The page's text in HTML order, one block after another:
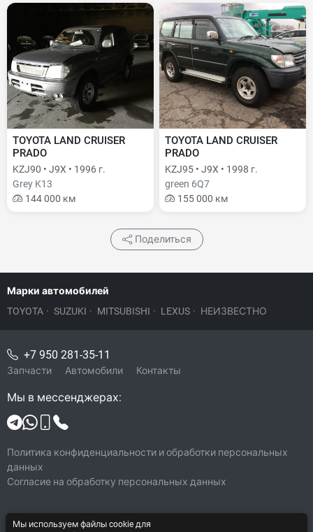
TOYOTA LAND CRUISER
PRADO
KZJ90 • J9X • 1996 г.
Grey K13
144 000 км
TOYOTA LAND CRUISER
PRADO
KZJ95 • J9X • 1998 г.
green 6Q7
155 000 км
Поделиться
Марки автомобилей
TOYOTA · SUZUKI · MITSUBISHI · LEXUS · НЕИЗВЕСТНО
© 2026 Japan Jeep
+7 950 281-35-11
Запчасти Автомобили Контакты
Мы в мессенджерах:
Политика конфиденциальности и обработки персональных
данных
Согласие на обработку персональных данных
Мы используем файлы cookie для